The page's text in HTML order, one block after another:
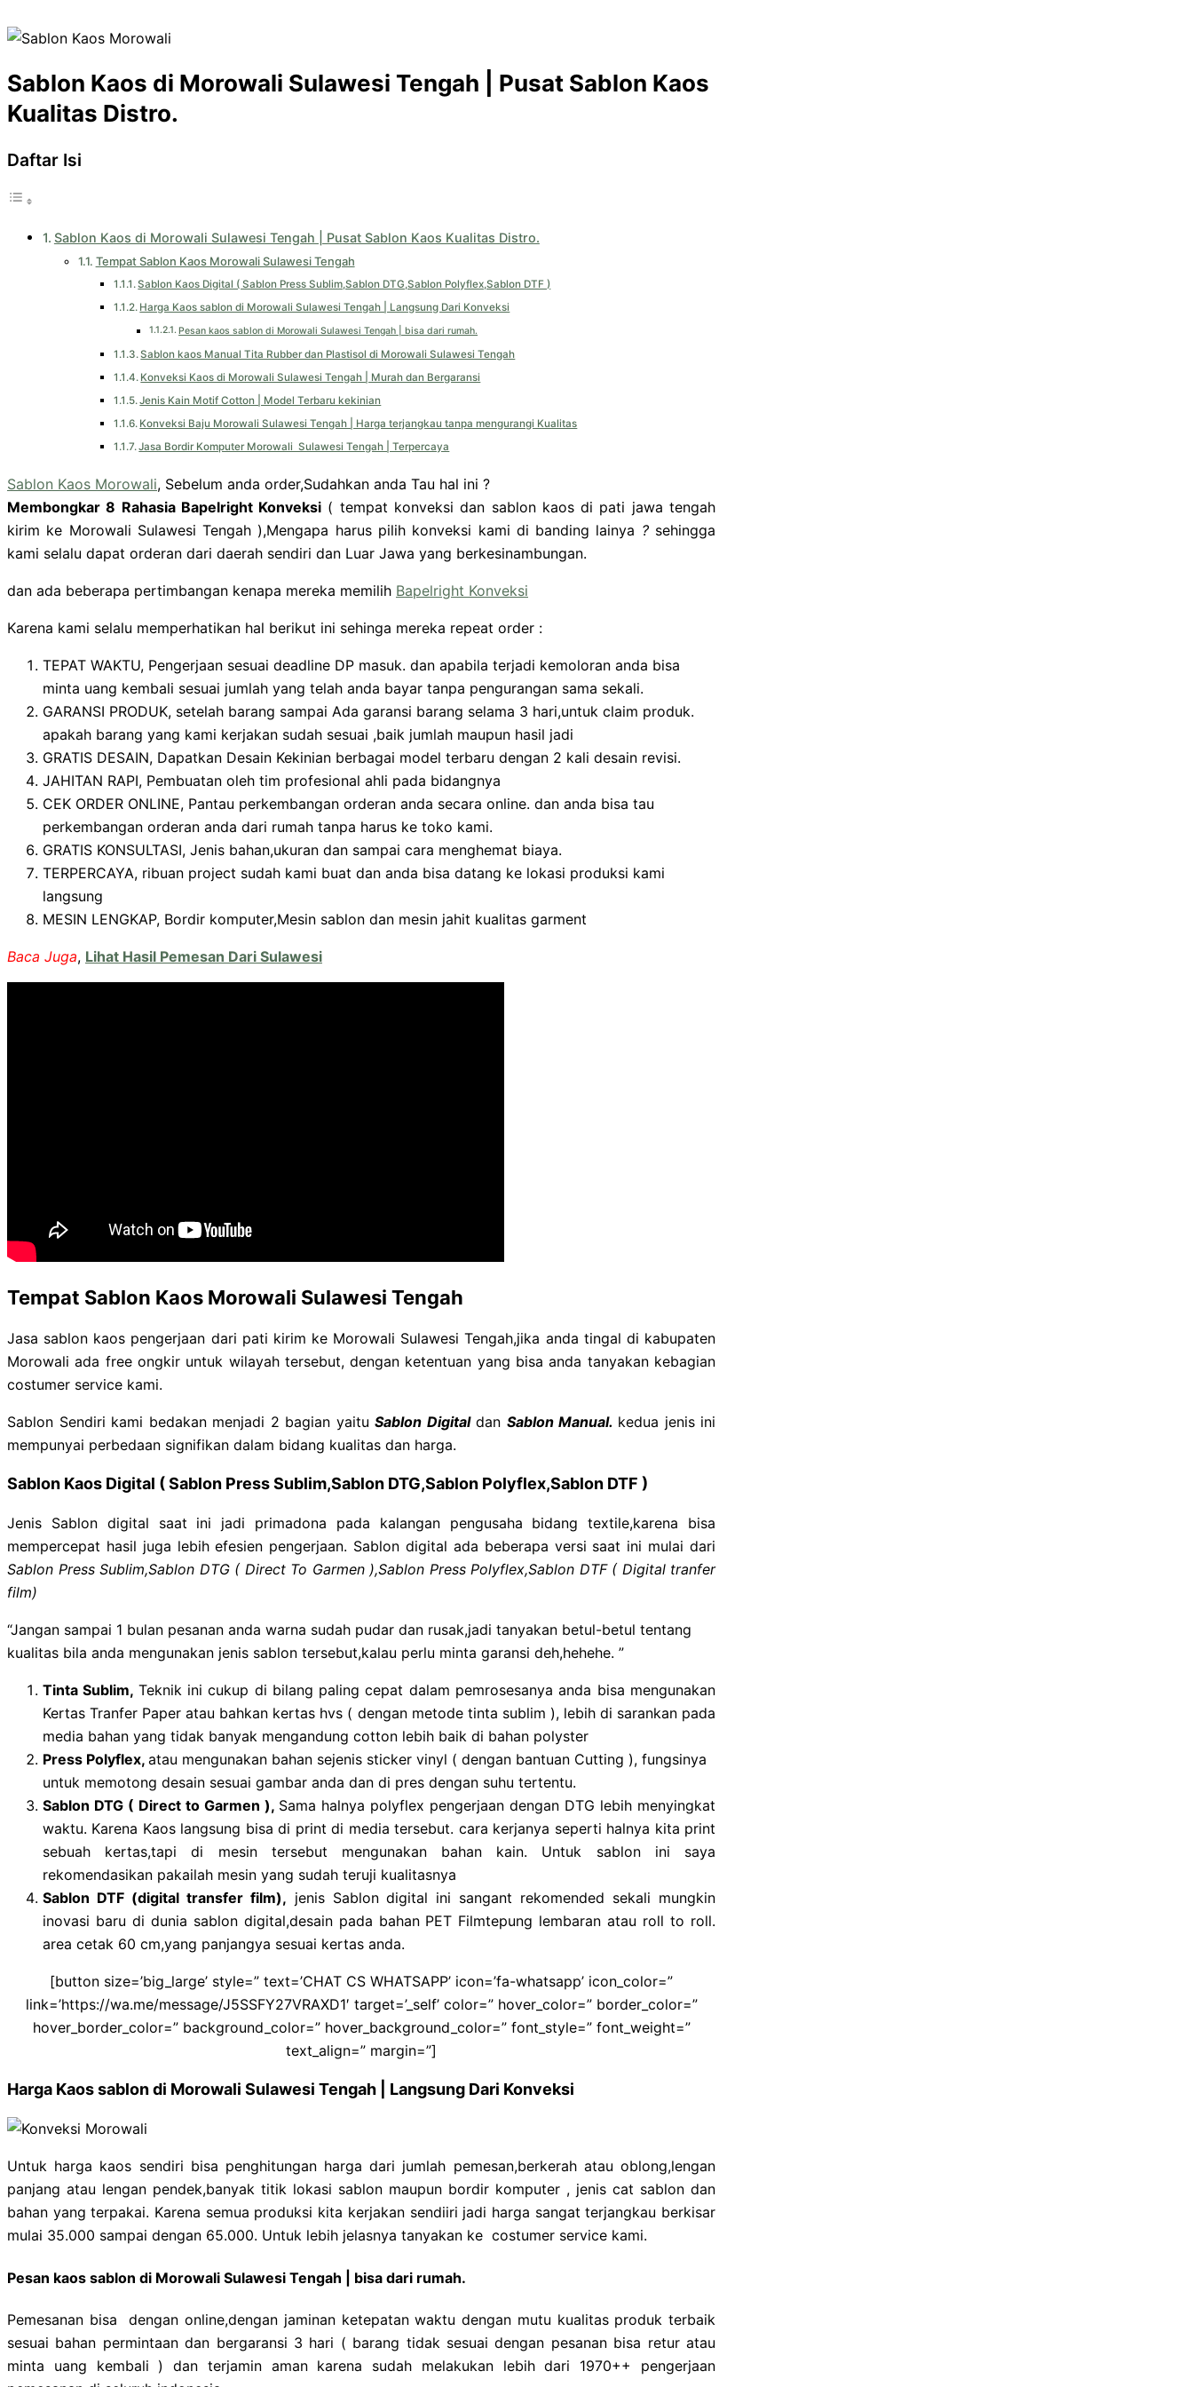
Sablon Kaos di Morowali Sulawesi Tengah | Pusat Sablon Kaos
Kualitas Distro.
Daftar Isi
Sablon Kaos di Morowali Sulawesi Tengah | Pusat Sablon Kaos Kualitas Distro.
Tempat Sablon Kaos Morowali Sulawesi Tengah
Sablon Kaos Digital ( Sablon Press Sublim,Sablon DTG,Sablon Polyflex,Sablon DTF )
Harga Kaos sablon di Morowali Sulawesi Tengah | Langsung Dari Konveksi
Pesan kaos sablon di Morowali Sulawesi Tengah | bisa dari rumah.
Sablon kaos Manual Tita Rubber dan Plastisol di Morowali Sulawesi Tengah
Konveksi Kaos di Morowali Sulawesi Tengah | Murah dan Bergaransi
Jenis Kain Motif Cotton | Model Terbaru kekinian
Konveksi Baju Morowali Sulawesi Tengah | Harga terjangkau tanpa mengurangi Kualitas
Jasa Bordir Komputer Morowali Sulawesi Tengah | Terpercaya
Sablon Kaos Morowali, Sebelum anda order,Sudahkan anda Tau hal ini ?
Membongkar 8 Rahasia Bapelright Konveksi ( tempat konveksi dan sablon kaos di pati jawa tengah
kirim ke Morowali Sulawesi Tengah ),Mengapa harus pilih konveksi kami di banding lainya ?sehingga
kami selalu dapat orderan dari daerah sendiri dan Luar Jawa yang berkesinambungan.
dan ada beberapa pertimbangan kenapa mereka memilih Bapelright Konveksi
Karena kami selalu memperhatikan hal berikut ini sehinga mereka repeat order :
TEPAT WAKTU, Pengerjaan sesuai deadline DP masuk. dan apabila terjadi kemoloran anda bisa
minta uang kembali sesuai jumlah yang telah anda bayar tanpa pengurangan sama sekali.
GARANSI PRODUK, setelah barang sampai Ada garansi barang selama 3 hari,untuk claim produk.
apakah barang yang kami kerjakan sudah sesuai ,baik jumlah maupun hasil jadi
GRATIS DESAIN, Dapatkan Desain Kekinian berbagai model terbaru dengan 2 kali desain revisi.
JAHITAN RAPI, Pembuatan oleh tim profesional ahli pada bidangnya
CEK ORDER ONLINE, Pantau perkembangan orderan anda secara online. dan anda bisa tau
perkembangan orderan anda dari rumah tanpa harus ke toko kami.
GRATIS KONSULTASI, Jenis bahan,ukuran dan sampai cara menghemat biaya.
TERPERCAYA, ribuan project sudah kami buat dan anda bisa datang ke lokasi produksi kami
langsung
MESIN LENGKAP, Bordir komputer,Mesin sablon dan mesin jahit kualitas garment
Baca Juga, Lihat Hasil Pemesan Dari Sulawesi
Tempat Sablon Kaos Morowali Sulawesi Tengah
Jasa sablon kaos pengerjaan dari pati kirim ke Morowali Sulawesi Tengah,jika anda tingal di kabupaten
Morowali ada free ongkir untuk wilayah tersebut, dengan ketentuan yang bisa anda tanyakan kebagian
costumer service kami.
Sablon Sendiri kami bedakan menjadi 2 bagian yaituSablon Digitaldan Sablon Manual. kedua jenis ini
mempunyai perbedaan signifikan dalam bidang kualitas dan harga.
Sablon Kaos Digital ( Sablon Press Sublim,Sablon DTG,Sablon Polyflex,Sablon DTF )
Jenis Sablon digital saat ini jadi primadona pada kalangan pengusaha bidang textile,karena bisa
mempercepat hasil juga lebih efesien pengerjaan. Sablon digital ada beberapa versi saat ini mulai dari
Sablon Press Sublim,Sablon DTG ( Direct To Garmen ),Sablon Press Polyflex,Sablon DTF ( Digital tranfer
film)
“Jangan sampai 1 bulan pesanan anda warna sudah pudar dan rusak,jadi tanyakan betul-betul tentang
kualitas bila anda mengunakan jenis sablon tersebut,kalau perlu minta garansi deh,hehehe. ”
Tinta Sublim, Teknik ini cukup di bilang paling cepat dalam pemrosesanya anda bisa mengunakan
Kertas Tranfer Paper atau bahkan kertas hvs ( dengan metode tinta sublim ), lebih di sarankan pada
media bahan yang tidak banyak mengandung cotton lebih baik di bahan polyster
Press Polyflex, atau mengunakan bahan sejenis sticker vinyl ( dengan bantuan Cutting ), fungsinya
untuk memotong desain sesuai gambar anda dan di pres dengan suhu tertentu.
Sablon DTG ( Direct to Garmen ), Sama halnya polyflex pengerjaan dengan DTG lebih menyingkat
waktu. Karena Kaos langsung bisa di print di media tersebut. cara kerjanya seperti halnya kita print
sebuah kertas,tapi di mesin tersebut mengunakan bahan kain. Untuk sablon ini saya
rekomendasikan pakailah mesin yang sudah teruji kualitasnya
Sablon DTF (digital transfer film), jenis Sablon digital ini sangant rekomended sekali mungkin
inovasi baru di dunia sablon digital,desain pada bahan PET Filmtepung lembaran atau roll to roll.
area cetak 60 cm,yang panjangya sesuai kertas anda.
[button size=’big_large’ style=” text=’CHAT CS WHATSAPP’ icon=’fa-whatsapp’ icon_color=”
link=’https://wa.me/message/J5SSFY27VRAXD1′ target=’_self’ color=” hover_color=” border_color=”
hover_border_color=” background_color=” hover_background_color=” font_style=” font_weight=”
text_align=” margin=”]
Harga Kaos sablon di Morowali Sulawesi Tengah | Langsung Dari Konveksi
Untuk harga kaos sendiri bisa penghitungan harga dari jumlah pemesan,berkerah atau oblong,lengan
panjang atau lengan pendek,banyak titik lokasi sablon maupun bordir komputer , jenis cat sablon dan
bahan yang terpakai. Karena semua produksi kita kerjakan sendiiri jadi harga sangat terjangkau berkisar
mulai 35.000 sampai dengan 65.000. Untuk lebih jelasnya tanyakan ke costumer service kami.
Pesan kaos sablon di Morowali Sulawesi Tengah | bisa dari rumah.
Pemesanan bisa dengan online,dengan jaminan ketepatan waktu dengan mutu kualitas produk terbaik
sesuai bahan permintaan dan bergaransi 3 hari ( barang tidak sesuai dengan pesanan bisa retur atau
minta uang kembali ) dan terjamin aman karena sudah melakukan lebih dari 1970++ pengerjaan